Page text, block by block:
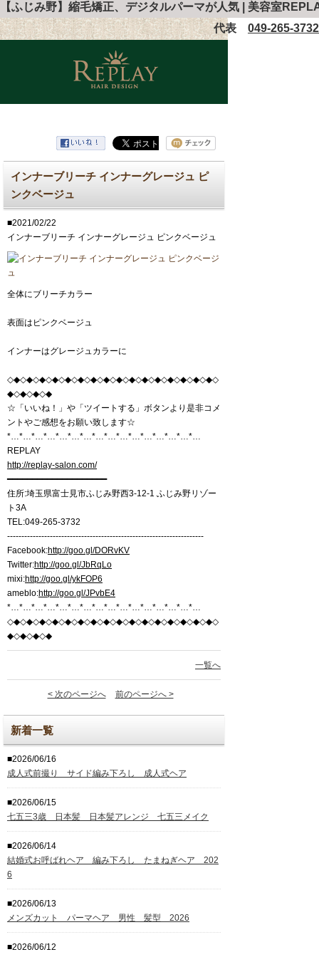
【ふじみ野】縮毛矯正、デジタルパーマが人気 | 美容室
代表 049-265-3732
インナーブリーチ インナーグレージュ ピ
ンクベージュ
■2021/02/22
インナーブリーチ インナーグレージュ ピンクベージュ
全体にブリーチカラー
表面はピンクベージュ
インナーはグレージュカラーに
◇◆◇◆◇◆◇◆◇◆◇◆◇◆◇◆◇◆◇◆◇◆◇◆◇◆◇◆◇◆◇◆◇
◆◇◆◇◆◇◆
☆「いいね！」や「ツイートする」ボタンより是非コメ
ントやご感想をお願い致します☆
*…*…*…*…*…*…*…*…*…*…*…*…*…*…*…*…
REPLAY
http://replay-salon.com/
━━━━━━━━━━━━━━━━━━━━
住所:埼玉県富士見市ふじみ野西3-12-1 ふじみ野リゾー
ト3A
TEL:049-265-3732
---------------------------------------------------------------------
Facebook:http://goo.gl/DORvKV
Twitter:http://goo.gl/JbRqLo
mixi:http://goo.gl/ykFOP6
ameblo:http://goo.gl/JPvbE4
*…*…*…*…*…*…*…*…*…*…*…*…*…*…*…*…
◇◆◇◆◇◆◇◆◇◆◇◆◇◆◇◆◇◆◇◆◇◆◇◆◇◆◇◆◇◆◇◆◇
◆◇◆◇◆◇◆
一覧へ
< 次のページへ 前のページへ >
新着一覧
■2026/06/16
成人式前撮り サイド編み下ろし 成人式ヘア
■2026/06/15
七五三3歳 日本髪 日本髪アレンジ 七五三メイク
■2026/06/14
結婚式お呼ばれヘア 編み下ろし たまねぎヘア 202
6
■2026/06/13
メンズカット パーマヘア 男性 髪型 2026
■2026/06/12